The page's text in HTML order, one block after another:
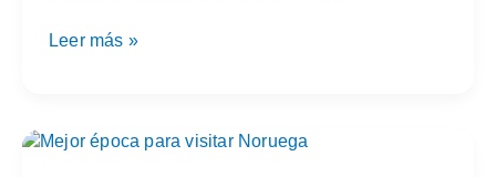
Leer más »
¿Cuándo